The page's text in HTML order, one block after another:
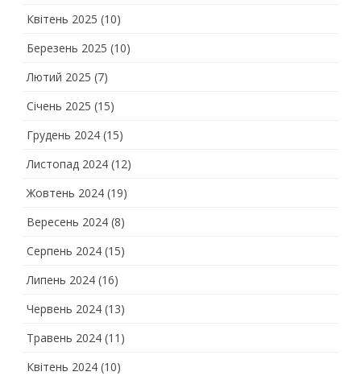
Квітень 2025 (10)
Березень 2025 (10)
Лютий 2025 (7)
Січень 2025 (15)
Грудень 2024 (15)
Листопад 2024 (12)
Жовтень 2024 (19)
Вересень 2024 (8)
Серпень 2024 (15)
Липень 2024 (16)
Червень 2024 (13)
Травень 2024 (11)
Квітень 2024 (10)